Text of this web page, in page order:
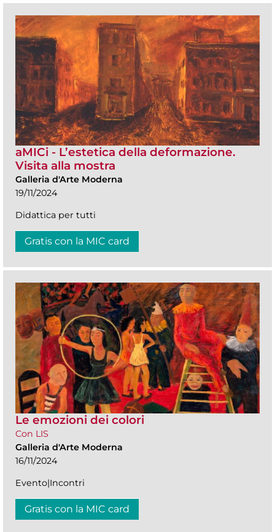
aMICi - L’estetica della deformazione.
Visita alla mostra
Galleria d'Arte Moderna
19/11/2024
Didattica per tutti
Gratis con la MIC card
Le emozioni dei colori
Con LIS
Galleria d'Arte Moderna
16/11/2024
Evento|Incontri
Gratis con la MIC card